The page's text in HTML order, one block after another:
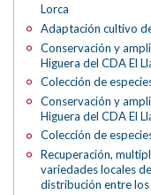
Lorca
Adaptación cultivo
Conservación y
Higuera del CDA El
Colección de
Conservación y
Higuera del CDA El
Colección de
Recuperación,
variedades locales
distribución entre